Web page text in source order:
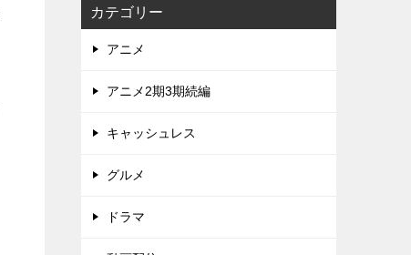
カテゴリー
アニメ
アニメ2期3期続編
キャッシュレス
グルメ
ドラマ